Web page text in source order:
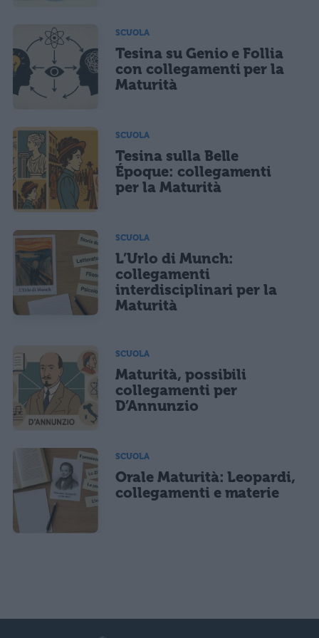
SCUOLA
Tesina su Genio e Follia
con collegamenti per la
Maturità
SCUOLA
Tesina sulla Belle
Époque: collegamenti
per la Maturità
SCUOLA
L’Urlo di Munch:
collegamenti
interdisciplinari per la
Maturità
SCUOLA
Maturità, possibili
collegamenti per
D’Annunzio
SCUOLA
Orale Maturità: Leopardi,
collegamenti e materie